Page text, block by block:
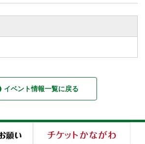
イベント情報一覧に戻る